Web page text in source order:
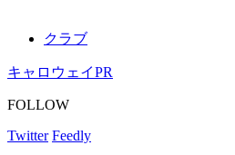
クラブ
キャロウェイPR
FOLLOW
Twitter Feedly